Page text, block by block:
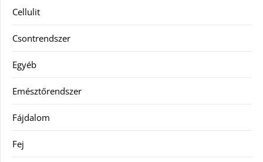
Cellulit
Csontrendszer
Egyéb
Emésztőrendszer
Fájdalom
Fej